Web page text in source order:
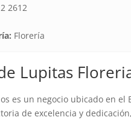
2612
Florería
Lupitas
es un negocio ubicado en
de excelencia y